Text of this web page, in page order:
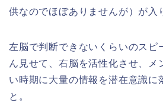
供なのでほぼありませんが）が入
左脳で判断できないくらいのスピ
ん見せて、右脳を活性化させ、メ
い時期に大量の情報を潜在意識に
と。